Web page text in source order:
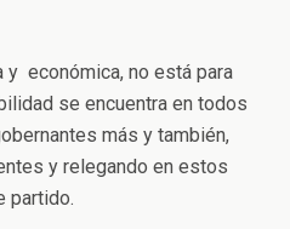
y económica, no está para
se encuentra en todos
más y también,
y relegando en estos
partido.